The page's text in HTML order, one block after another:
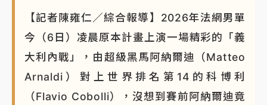
【記者陳雍仁／綜合報導】2026年法網男單
今（6日）凌晨原本計畫上演一場精彩的「義
大利內戰」，由超級黑馬阿納爾迪（Matteo
Arnaldi）對上世界排名第14的科博利
（Flavio Cobolli），沒想到賽前阿納爾迪竟